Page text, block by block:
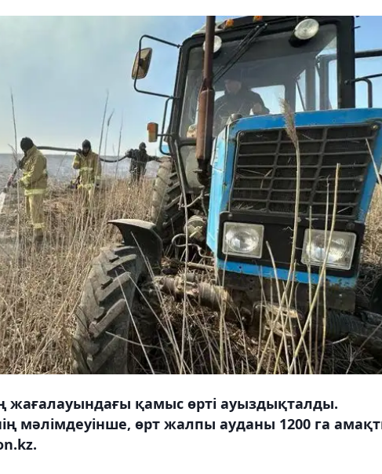
жағалауындағы қамыс өрті ауыздықталды.
мәлімдеуінше, өрт жалпы ауданы 1200 га